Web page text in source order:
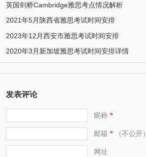
英国剑桥Cambridge雅思考点情况解析
2021年5月陕西省雅思考试时间安排
2023年12月西安市雅思考试时间安排
2020年3月新加坡雅思考试时间安排详情
发表评论
昵称*
邮箱 *（不公开）
网址